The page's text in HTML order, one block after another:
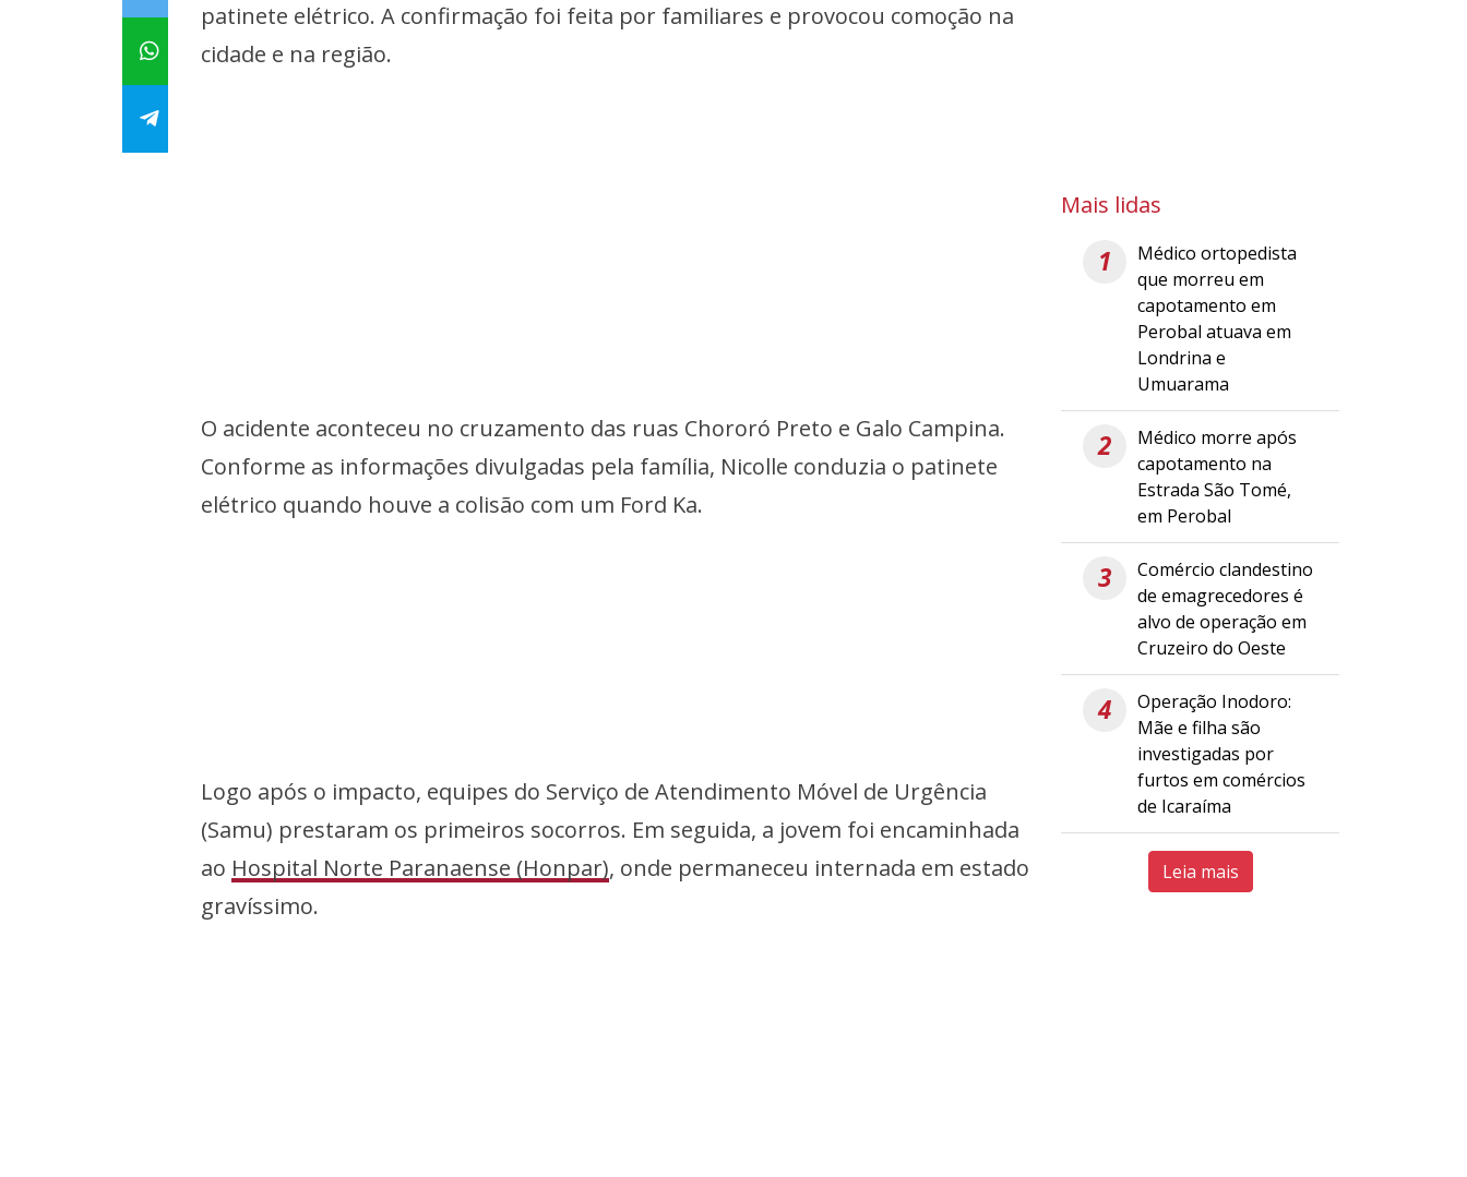
patinete elétrico. A confirmação foi feita por familiares e provocou comoção na
cidade e na região.
O acidente aconteceu no cruzamento das ruas Chororó Preto e Galo Campina.
Conforme as informações divulgadas pela família, Nicolle conduzia o patinete
elétrico quando houve a colisão com um Ford Ka.
Logo após o impacto, equipes do Serviço de Atendimento Móvel de Urgência
(Samu) prestaram os primeiros socorros. Em seguida, a jovem foi encaminhada
ao Hospital Norte Paranaense (Honpar), onde permaneceu internada em estado
gravíssimo.
Mais lidas
1
Médico ortopedista
que morreu em
capotamento em
Perobal atuava em
Londrina e
Umuarama
2
Médico morre após
capotamento na
Estrada São Tomé,
em Perobal
3
Comércio clandestino
de emagrecedores é
alvo de operação em
Cruzeiro do Oeste
4
Operação Inodoro:
Mãe e filha são
investigadas por
furtos em comércios
de Icaraíma
Leia mais